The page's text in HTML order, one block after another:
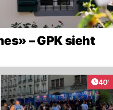
– GPK sieht
40'